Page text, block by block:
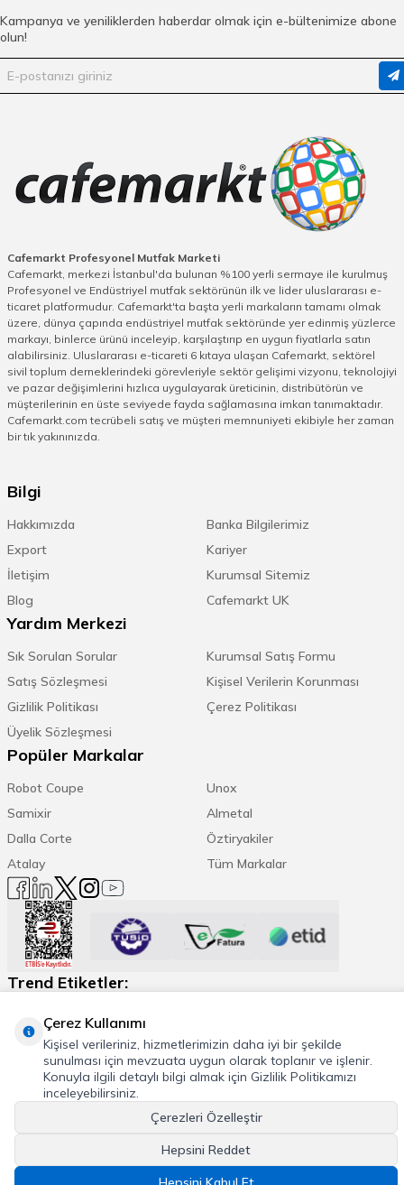
Kampanya ve yeniliklerden haberdar olmak için e-bültenimize abone
olun!
Cafemarkt Profesyonel Mutfak Marketi
Cafemarkt, merkezi İstanbul'da bulunan %100 yerli sermaye ile kurulmuş
Profesyonel ve Endüstriyel mutfak sektörünün ilk ve lider uluslararası e-
ticaret platformudur. Cafemarkt'ta başta yerli markaların tamamı olmak
üzere, dünya çapında endüstriyel mutfak sektöründe yer edinmiş yüzlerce
markayı, binlerce ürünü inceleyip, karşılaştırıp en uygun fiyatlarla satın
alabilirsiniz. Uluslararası e-ticareti 6 kıtaya ulaşan Cafemarkt, sektörel
sivil toplum derneklerindeki görevleriyle sektör gelişimi vizyonu, teknolojiyi
ve pazar değişimlerini hızlıca uygulayarak üreticinin, distribütörün ve
müşterilerinin en üste seviyede fayda sağlamasına imkan tanımaktadır.
Cafemarkt.com tecrübeli satış ve müşteri memnuniyeti ekibiyle her zaman
bir tık yakınınızda.
Bilgi
Hakkımızda
Banka Bilgilerimiz
Export
Kariyer
İletişim
Kurumsal Sitemiz
Blog
Cafemarkt UK
Yardım Merkezi
Sık Sorulan Sorular
Kurumsal Satış Formu
Satış Sözleşmesi
Kişisel Verilerin Korunması
Gizlilik Politikası
Çerez Politikası
Üyelik Sözleşmesi
Popüler Markalar
Robot Coupe
Unox
Samixir
Almetal
Dalla Corte
Öztiryakiler
Atalay
Tüm Markalar
Trend Etiketler:
Espresso Makinesi Kahve Öğütücü
© 2026 Cafemarkt, Tüm hakları saklıdır
Çerez Kullanımı
Kişisel verileriniz, hizmetlerimizin daha iyi bir şekilde
sunulması için mevzuata uygun olarak toplanır ve işlenir.
Konuyla ilgili detaylı bilgi almak için Gizlilik Politikamızı
inceleyebilirsiniz.
Çerezleri Özelleştir
Hepsini Reddet